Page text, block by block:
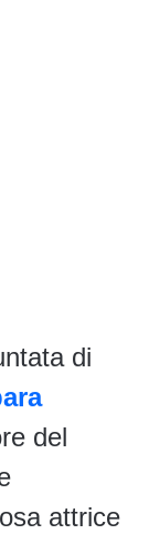
di
del
attrice